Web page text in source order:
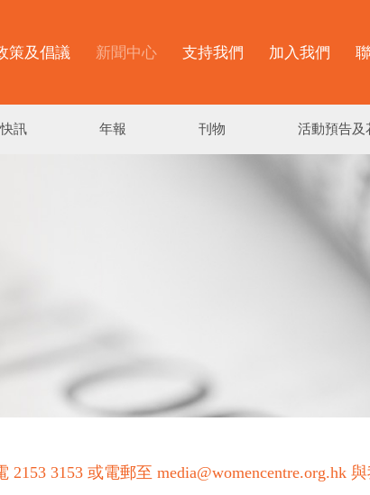
策及倡議 新聞中心 支持我們 加入我們
訊 年報 刊物 活動預告及
3153 或電郵至 media@womencentre.org.hk